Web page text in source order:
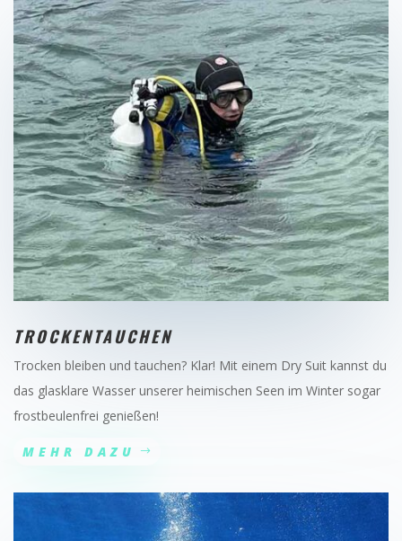
TROCKENTAUCHEN
Trocken bleiben und tauchen? Klar! Mit einem Dry Suit kannst du
das glasklare Wasser unserer heimischen Seen im Winter sogar
frostbeulenfrei genießen!
MEHR DAZU